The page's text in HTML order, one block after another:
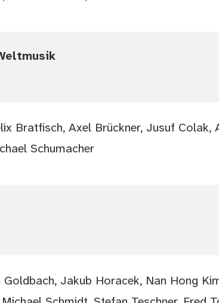
Bratfisch, Axel Brückner, Jusuf
Schumacher
Jakub Horacek, Nan Hong